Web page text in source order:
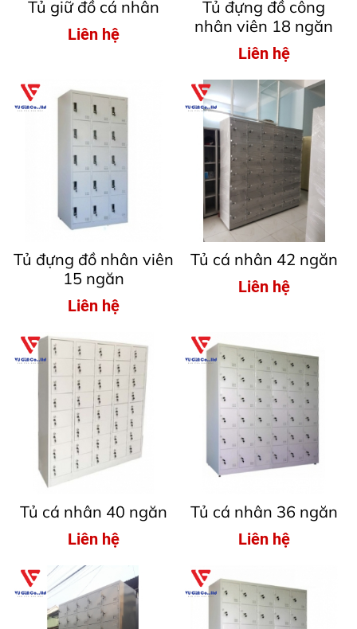
Tủ giữ đồ cá nhân
Liên hệ
Tủ đựng đồ công
nhân viên 18 ngăn
Liên hệ
Tủ đựng đồ nhân viên
15 ngăn
Liên hệ
Tủ cá nhân 42 ngăn
Liên hệ
Tủ cá nhân 40 ngăn
Liên hệ
Tủ cá nhân 36 ngăn
Liên hệ